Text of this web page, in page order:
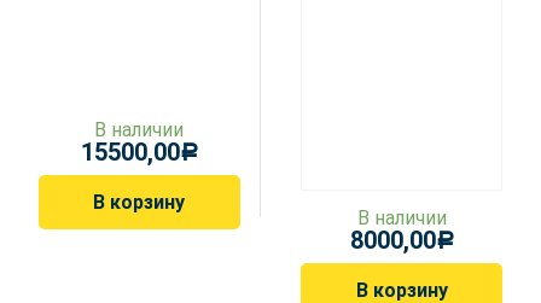
В наличии
15500,00Р
В корзину
В наличии
8000,00Р
В корзину